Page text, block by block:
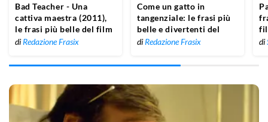
Bad Teacher - Una
cattiva maestra (2011),
le frasi più belle del film
di Redazione Frasix
Come un gatto in
tangenziale: le frasi più
belle e divertenti del
film
di Redazione Frasix
di